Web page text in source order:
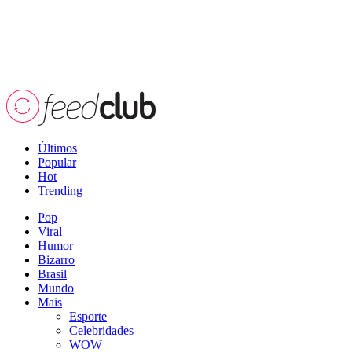
Últimos
Popular
Hot
Trending
Pop
Viral
Humor
Bizarro
Brasil
Mundo
Mais
Esporte
Celebridades
WOW